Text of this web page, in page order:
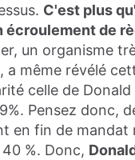
C'est plus
écroulement de
un organisme
a même révélé
celle de
Pensez donc,
en fin de mandat
%. Donc,